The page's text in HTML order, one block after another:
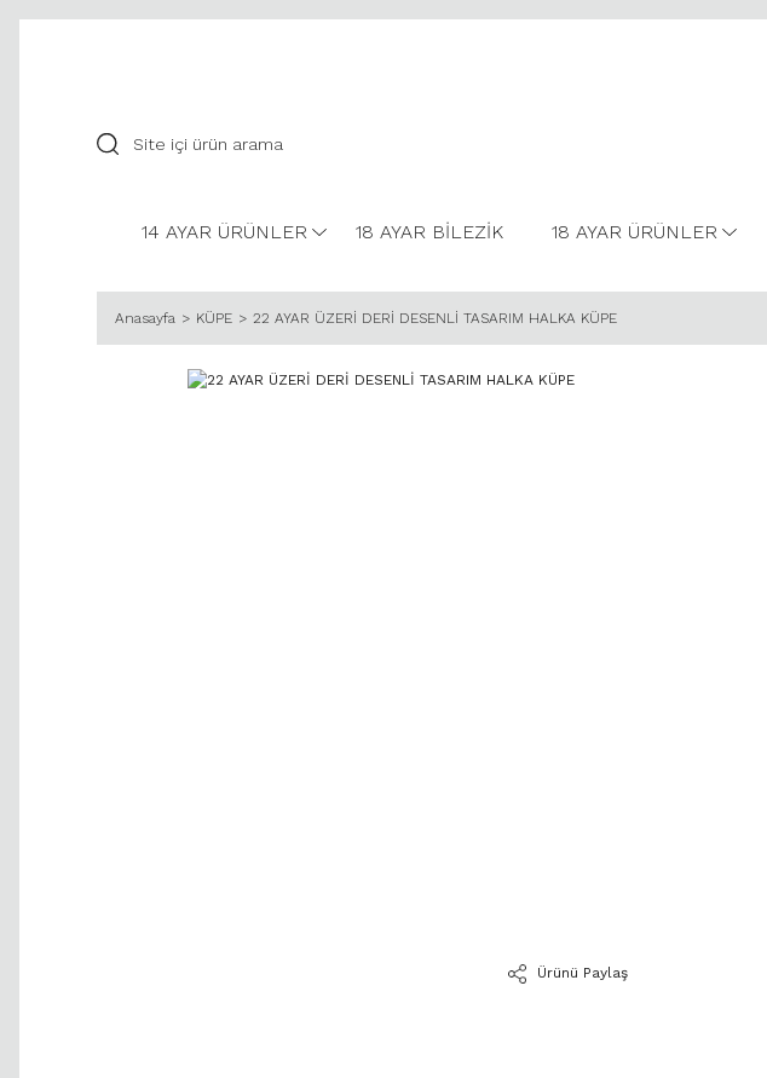
14 AYAR ÜRÜNLER 18 AYAR BİLEZİK 18 AYAR ÜRÜNLER
Anasayfa KÜPE 22 AYAR ÜZERİ DERİ DESENLİ TASARIM HALKA KÜPE
Ürünü Paylaş